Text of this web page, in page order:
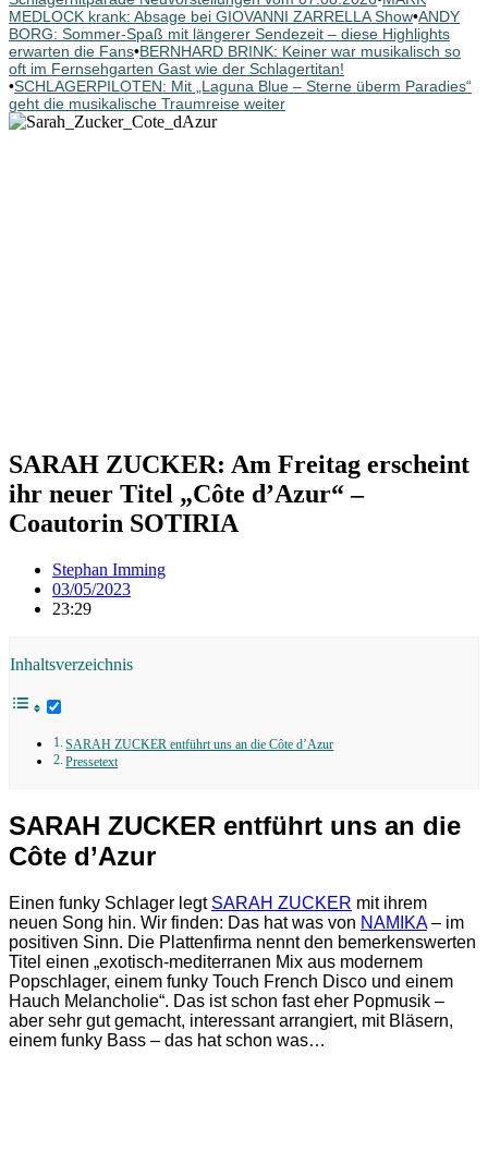
MEDLOCK krank: Absage bei GIOVANNI ZARRELLA Show•ANDY
BORG: Sommer-Spaß mit längerer Sendezeit – diese Highlights
erwarten die Fans•BERNHARD BRINK: Keiner war musikalisch so
oft im Fernsehgarten Gast wie der Schlagertitan!
•SCHLAGERPILOTEN: Mit „Laguna Blue – Sterne überm Paradies“
geht die musikalische Traumreise weiter
SARAH ZUCKER: Am Freitag erscheint
ihr neuer Titel „Côte d’Azur“ –
Coautorin SOTIRIA
Stephan Imming
03/05/2023
23:29
Inhaltsverzeichnis
SARAH ZUCKER entführt uns an die Côte d’Azur
Pressetext
SARAH ZUCKER entführt uns an die
Côte d’Azur
Einen funky Schlager legt SARAH ZUCKER mit ihrem
neuen Song hin. Wir finden: Das hat was von NAMIKA– im
positiven Sinn. Die Plattenfirma nennt den bemerkenswerten
Titel einen „exotisch-mediterranen Mix aus modernem
Popschlager, einem funky Touch French Disco und einem
Hauch Melancholie“. Das ist schon fast eher Popmusik –
aber sehr gut gemacht, interessant arrangiert, mit Bläsern,
einem funky Bass – das hat schon was…